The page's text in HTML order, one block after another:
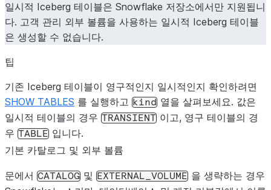
일시적 Iceberg 테이블은 Snowflake 저장소에서만 지원됩니
다. 고객 관리 외부 볼륨을 사용하는 일시적 Iceberg 테이블
은 생성할 수 없습니다.
팁
기존 Iceberg 테이블이 영구적인지 일시적인지 확인하려면
SHOW TABLES 를 실행하고 kind 열을 살펴보세요. 값은
일시적 테이블의 경우 TRANSIENT 이고, 영구 테이블의 경
우 TABLE 입니다.
기본 카탈로그 및 외부 볼륨
문에서 CATALOG 및 EXTERNAL_VOLUME 을 생략하는 경우